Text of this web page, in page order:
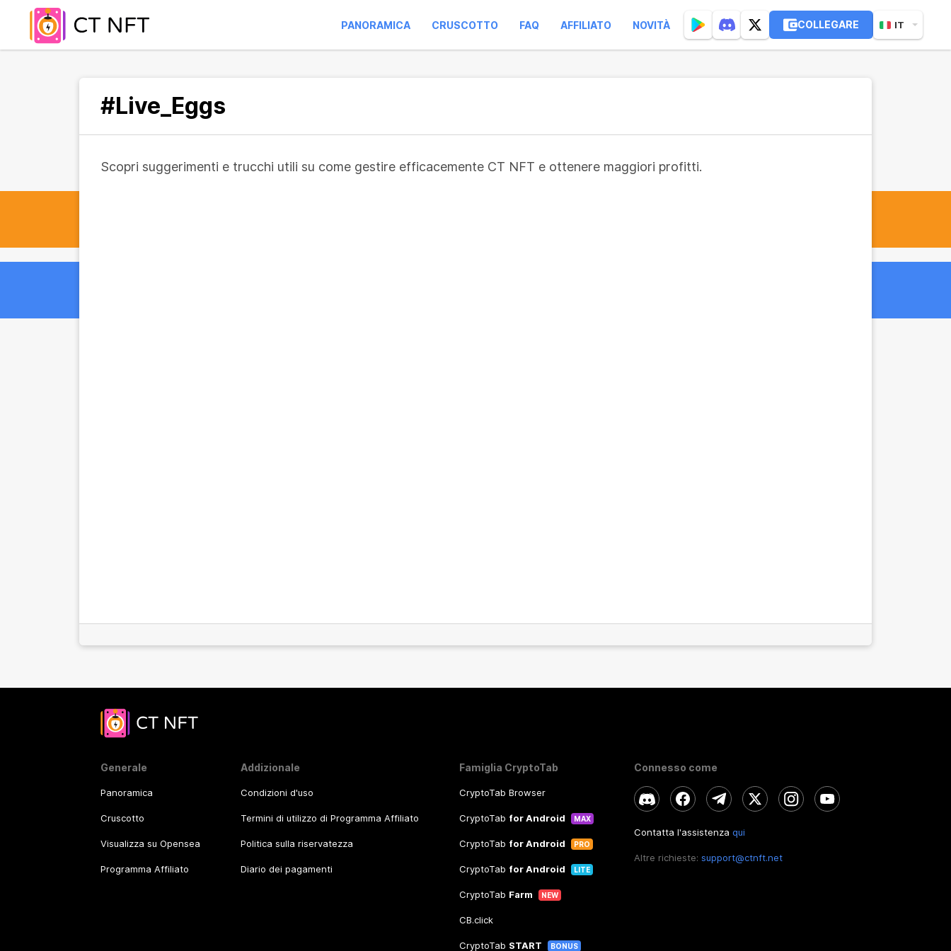
PANORAMICA CRUSCOTTO FAQ AFFILIATO NOVITÀ COLLEGARE IT
#Live_Eggs
Scopri suggerimenti e trucchi utili su come gestire efficacemente CT NFT e ottenere maggiori profitti.
Generale
Panoramica
Cruscotto
Visualizza su Opensea
Programma Affiliato
Addizionale
Condizioni d'uso
Termini di utilizzo di Programma Affiliato
Politica sulla riservatezza
Diario dei pagamenti
Famiglia CryptoTab
CryptoTab Browser
CryptoTab for Android MAX
CryptoTab for Android PRO
CryptoTab for Android LITE
CryptoTab Farm NEW
CB.click
CryptoTab START BONUS
Connesso come
Contatta l'assistenza qui
Altre richieste: support@ctnft.net